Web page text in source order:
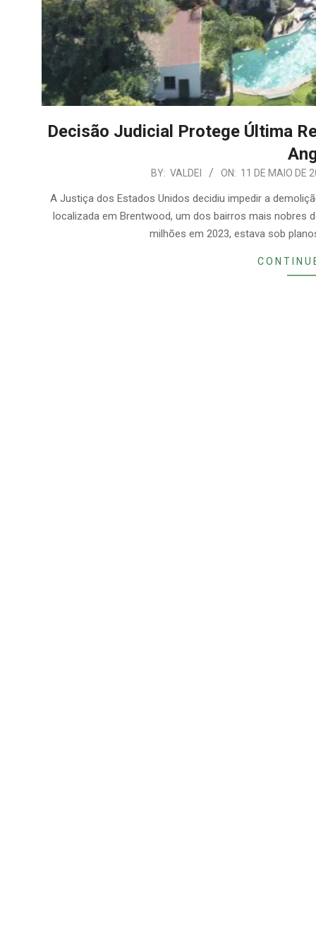
Decisão Judicial Protege Última
BY: VALDEI ON: 11 DE MAIO DE
A Justiça dos Estados Unidos decidiu impedir a
localizada em Brentwood, um dos bairros mais nobres
milhões em 2023, estava sob